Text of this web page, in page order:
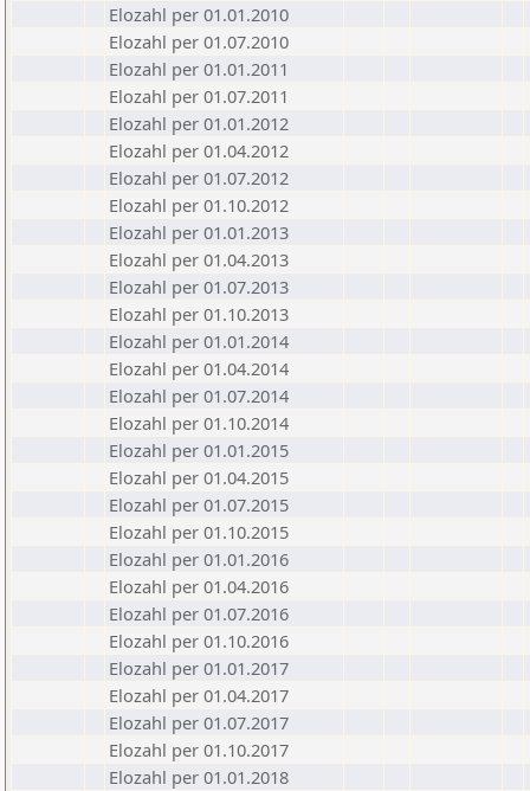
Elozahl per 01.01.2010
Elozahl per 01.07.2010
Elozahl per 01.01.2011
Elozahl per 01.07.2011
Elozahl per 01.01.2012
Elozahl per 01.04.2012
Elozahl per 01.07.2012
Elozahl per 01.10.2012
Elozahl per 01.01.2013
Elozahl per 01.04.2013
Elozahl per 01.07.2013
Elozahl per 01.10.2013
Elozahl per 01.01.2014
Elozahl per 01.04.2014
Elozahl per 01.07.2014
Elozahl per 01.10.2014
Elozahl per 01.01.2015
Elozahl per 01.04.2015
Elozahl per 01.07.2015
Elozahl per 01.10.2015
Elozahl per 01.01.2016
Elozahl per 01.04.2016
Elozahl per 01.07.2016
Elozahl per 01.10.2016
Elozahl per 01.01.2017
Elozahl per 01.04.2017
Elozahl per 01.07.2017
Elozahl per 01.10.2017
Elozahl per 01.01.2018